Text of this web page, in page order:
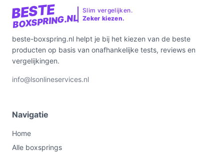
BESTE
BOXSPRING.NL
Slim vergelijken.
Zeker kiezen.
beste-boxspring.nl helpt je bij het kiezen van de beste
producten op basis van onafhankelijke tests, reviews en
vergelijkingen.
info@lsonlineservices.nl
Navigatie
Home
Alle boxsprings